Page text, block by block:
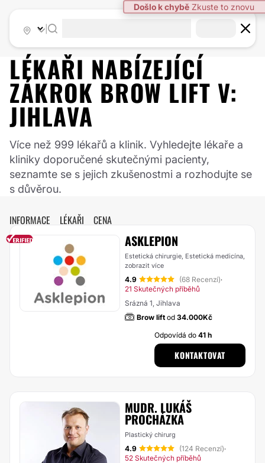
LÉKAŘI NABÍZEJÍCÍ
ZÁKROK BROW LIFT V:
JIHLAVA
Více než 999 lékařů a klinik. Vyhledejte lékaře a
kliniky doporučené skutečnými pacienty,
seznamte se s jejich zkušenostmi a rozhodujte se
s důvěrou.
INFORMACE LÉKAŘI CENA
ASKLEPION
Estetická chirurgie, Estetická medicína,
zobrazit více
4.9 (68 Recenzí)·
21 Skutečných příběhů
Srázná 1, Jihlava
Brow liftod 34.000Kč
Odpovídá do41 h
KONTAKTOVAT
MUDR. LUKÁŠ
PROCHÁZKA
Plastický chirurg
4.9 (124 Recenzí)·
52 Skutečných příběhů